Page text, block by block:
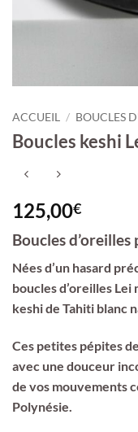
ACCUEIL / BOUCLES
Boucles keshi
125,00€
Boucles
Nées d’un hasard
boucles d’oreilles
keshi de Tahiti blanc
Ces petites pépites
avec une douceur
de vos mouvements
Polynésie.